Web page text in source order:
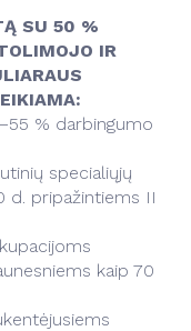
ūkio skyrius
skyrius
SU 50 %
IR
% darbingumo
specialiųjų
d. pripažintiems II
kaip 70